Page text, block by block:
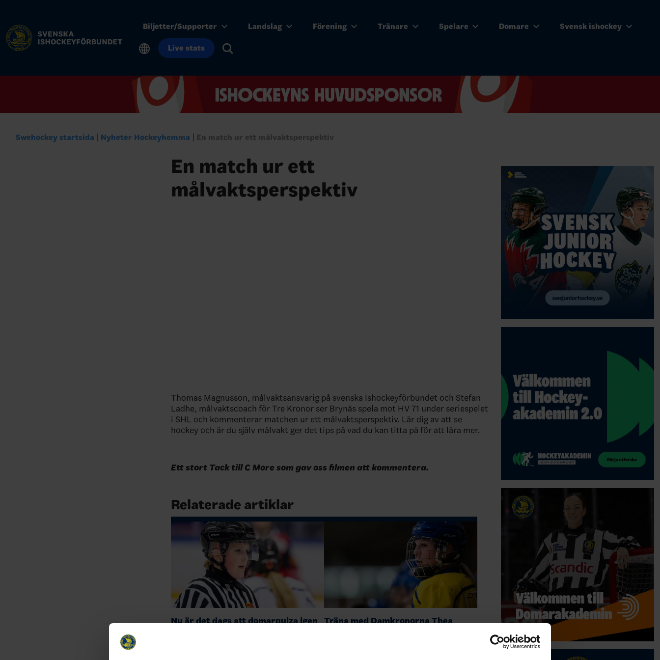
Biljetter/Supporter Landslag Förening Tränare Spelare Domare Svensk ishockey
Live stats
Swehockey startsida Nyheter Hockeyhemma En match ur ett målvaktsperspektiv
En match ur ett
målvaktsperspektiv
Thomas Magnusson, målvaktsansvarig på svenska Ishockeyförbundet och Stefan
Ladhe, målvaktscoach för Tre Kronor ser Brynäs spela mot HV 71 under seriespelet
i SHL och kommenterar matchen ur ett målvaktsperspektiv. Lär dig av att se
hockey och är du själv målvakt ger det tips på vad du kan titta på för att lära mer.
Ett stort Tack till C More som gav oss filmen att kommentera.
Relaterade artiklar
Nu är det dags att domarquiza igen Träna med Damkronorna Thea